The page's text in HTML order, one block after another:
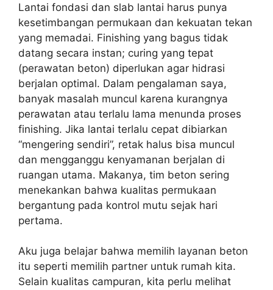
Lantai fondasi dan slab lantai harus punya
kesetimbangan permukaan dan kekuatan tekan
yang memadai. Finishing yang bagus tidak
datang secara instan; curing yang tepat
(perawatan beton) diperlukan agar hidrasi
berjalan optimal. Dalam pengalaman saya,
banyak masalah muncul karena kurangnya
perawatan atau terlalu lama menunda proses
finishing. Jika lantai terlalu cepat dibiarkan
“mengering sendiri”, retak halus bisa muncul
dan mengganggu kenyamanan berjalan di
ruangan utama. Makanya, tim beton sering
menekankan bahwa kualitas permukaan
bergantung pada kontrol mutu sejak hari
pertama.
Aku juga belajar bahwa memilih layanan beton
itu seperti memilih partner untuk rumah kita.
Selain kualitas campuran, kita perlu melihat